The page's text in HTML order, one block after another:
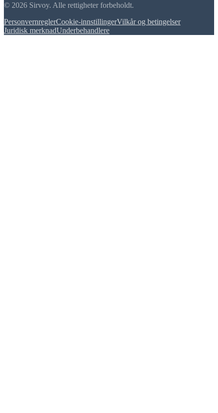
© 2026 Sirvoy. Alle rettigheter forbeholdt.
PersonvernreglerCookie-innstillingerVilkår og betingelser
Juridisk merknadUnderbehandlere